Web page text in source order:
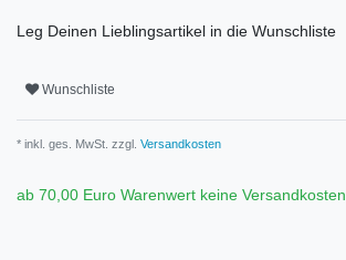
Leg Deinen Lieblingsartikel in die Wunschliste
Wunschliste
* inkl. ges. MwSt. zzgl. Versandkosten
ab 70,00 Euro Warenwert keine Versandkosten